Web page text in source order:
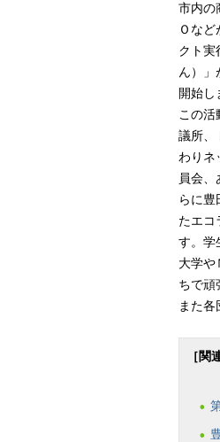
市内の
Ｏな
クト実
ん）」
開始し
この
議所、
わりネ
員会、
らに豊
たエコ
す。学
大学や
ちで頑
また
［関